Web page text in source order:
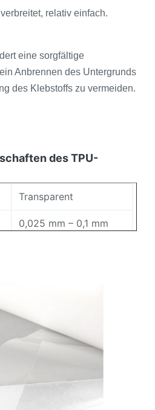
relativ einfach.
eine sorgfältige
Anbrennen des Untergrunds
des Klebstoffs zu vermeiden.
des TPU-
Transparent
0,025 mm – 0,1 mm
52±2 (Ufer A)